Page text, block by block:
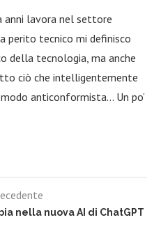
anni lavora nel settore
perito tecnico mi definisco
della tecnologia, ma anche
ciò che intelligentemente
anticonformista… Un po’
nella nuova AI di ChatGPT